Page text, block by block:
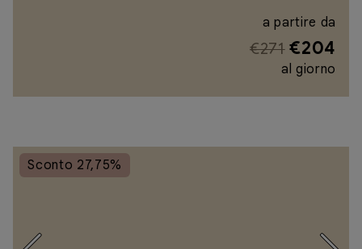
a partire da
€271 €204
al giorno
Sconto 27,75%